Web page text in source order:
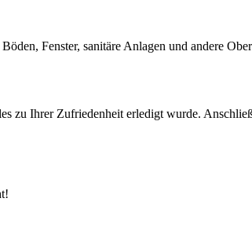
Fenster, sanitäre Anlagen und andere
zu Ihrer Zufriedenheit erledigt wurde.